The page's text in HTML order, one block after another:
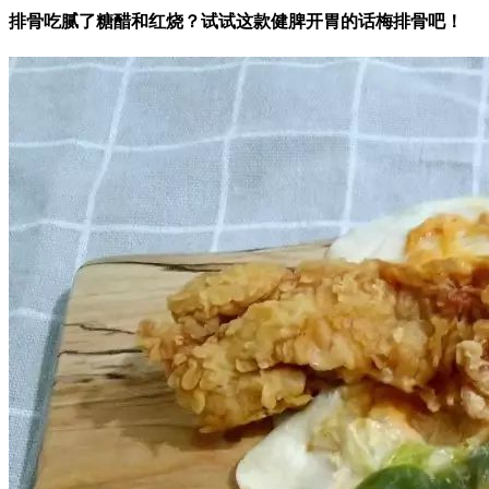
排骨吃腻了糖醋和红烧？试试这款健脾开胃的话梅排骨吧！